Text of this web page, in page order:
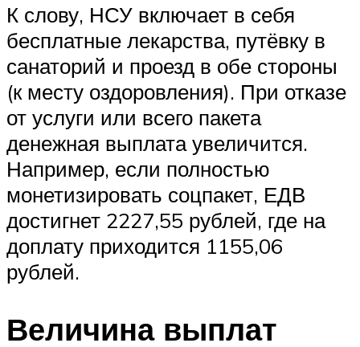
К слову, НСУ включает в себя
бесплатные лекарства, путёвку в
санаторий и проезд в обе стороны
(к месту оздоровления). При отказе
от услуги или всего пакета
денежная выплата увеличится.
Например, если полностью
монетизировать соцпакет, ЕДВ
достигнет 2227,55 рублей, где на
доплату приходится 1155,06
рублей.
Величина выплат